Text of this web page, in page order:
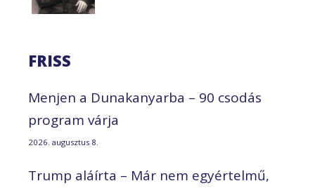
FRISS
Menjen a Dunakanyarba – 90 csodás
program várja
2026. augusztus 8.
Trump aláírta – Már nem egyértelmű,